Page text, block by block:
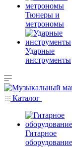
Тюнеры и
метрономы
Ударные
инструменты
Каталог
Гитарное
оборудование